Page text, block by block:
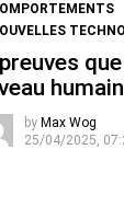
by Max Wog
25/04/2025,